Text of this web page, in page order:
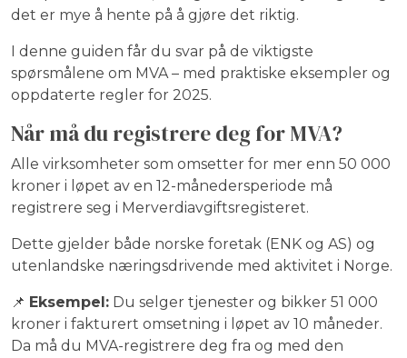
det er mye å hente på å gjøre det riktig.
I denne guiden får du svar på de viktigste
spørsmålene om MVA – med praktiske eksempler og
oppdaterte regler for 2025.
Når må du registrere deg for MVA?
Alle virksomheter som omsetter for mer enn 50 000
kroner i løpet av en 12-månedersperiode må
registrere seg i Merverdiavgiftsregisteret.
Dette gjelder både norske foretak (ENK og AS) og
utenlandske næringsdrivende med aktivitet i Norge.
📌 Eksempel: Du selger tjenester og bikker 51 000
kroner i fakturert omsetning i løpet av 10 måneder.
Da må du MVA-registrere deg fra og med den